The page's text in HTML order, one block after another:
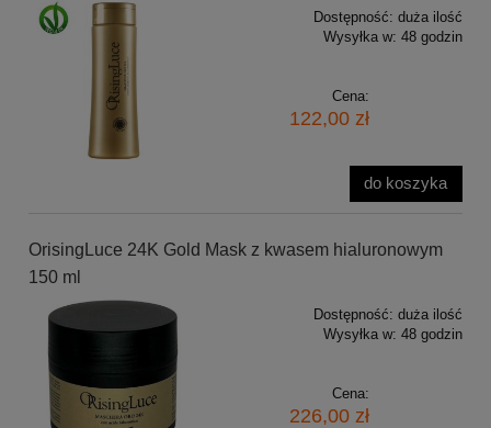
Dostępność: duża ilość
Wysyłka w: 48 godzin
Cena:
122,00 zł
do koszyka
OrisingLuce 24K Gold Mask z kwasem hialuronowym
150 ml
Dostępność: duża ilość
Wysyłka w: 48 godzin
Cena:
226,00 zł